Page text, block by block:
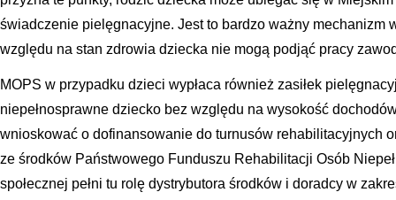
świadczenie pielęgnacyjne. Jest to bardzo ważny mechanizm
względu na stan zdrowia dziecka nie mogą podjąć pracy
MOPS w przypadku dzieci wypłaca również zasiłek
niepełnosprawne dziecko bez względu na wysokość
wnioskować o dofinansowanie do turnusów rehabilitacyjnych
ze środków Państwowego Funduszu Rehabilitacji Osób
społecznej pełni tu rolę dystrybutora środków i doradcy w